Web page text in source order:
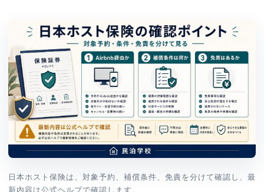
日本ホスト保険は、対象予約、補償条件、免責を分けて確認し、最
新内容は公式ヘルプで確認します。